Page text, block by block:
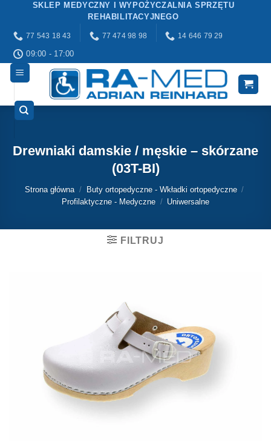
Przewiń
zawartości
SKLEP MEDYCZNY I WYPOŻYCZALNIA SPRZĘTU
REHABILITACYJNEGO
77 543 18 43 77 474 98 98 14 646 79 29
09:00 - 17:00
Drewniaki damskie / męskie – skórzane
(03T-BI)
Strona główna / Buty ortopedyczne - Wkładki ortopedyczne /
Profilaktyczne - Medyczne / Uniwersalne
FILTRUJ